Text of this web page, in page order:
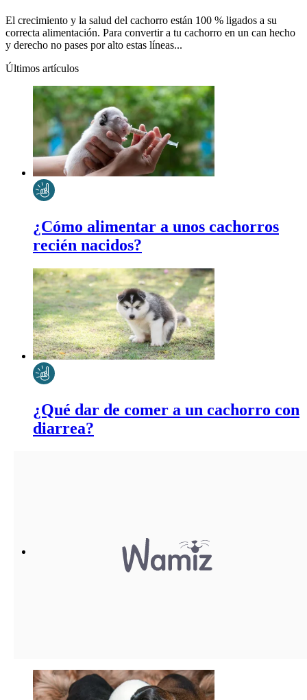
El crecimiento y la salud del cachorro están 100 % ligados a su
correcta alimentación. Para convertir a tu cachorro en un can hecho
y derecho no pases por alto estas líneas...
Últimos artículos
¿Cómo alimentar a unos cachorros
recién nacidos?
¿Qué dar de comer a un cachorro con
diarrea?